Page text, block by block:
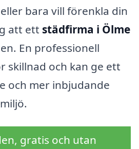
bara vill förenkla din
att ett städfirma i Ölme
En professionell
skillnad och kan ge ett
och mer inbjudande
gratis och utan